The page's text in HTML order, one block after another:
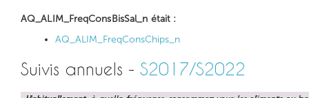
AQ_ALIM_FreqConsBisSal_n était :
AQ_ALIM_FreqConsChips_n
Suivis annuels - S2017/S2022